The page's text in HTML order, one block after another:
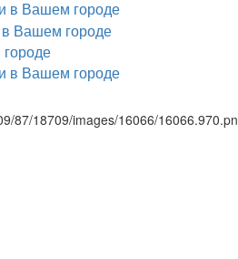
87/18709/images/16066/